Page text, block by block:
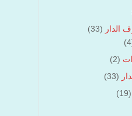
الدار (33)
(2)
(33)
(19)